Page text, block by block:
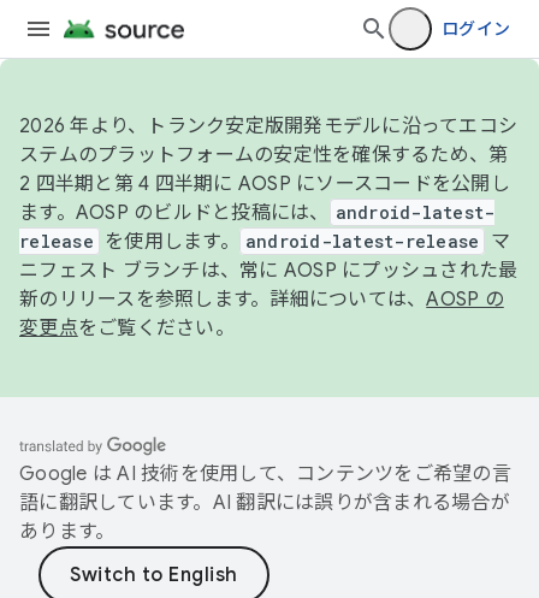
ログイン
2026 年より、トランク安定版開発モデルに沿ってエコシ
ステムのプラットフォームの安定性を確保するため、第
2 四半期と第 4 四半期に AOSP にソースコードを公開し
ます。AOSP のビルドと投稿には、
android-latest-
release
を使用します。 android-latest-release
マ
ニフェスト ブランチは、常に AOSP にプッシュされた最
新のリリースを参照します。詳細については、AOSP の
変更点をご覧ください。
Google は AI 技術を使用して、コンテンツをご希望の言
語に翻訳しています。AI 翻訳には誤りが含まれる場合が
あります。